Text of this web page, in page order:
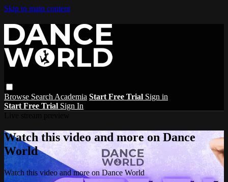
Skip to main content
Browse Search Academia Start Free Trial Sign in
Start Free Trial Sign In
Watch this video and more on Dance
World
Watch this video and more on Dance World